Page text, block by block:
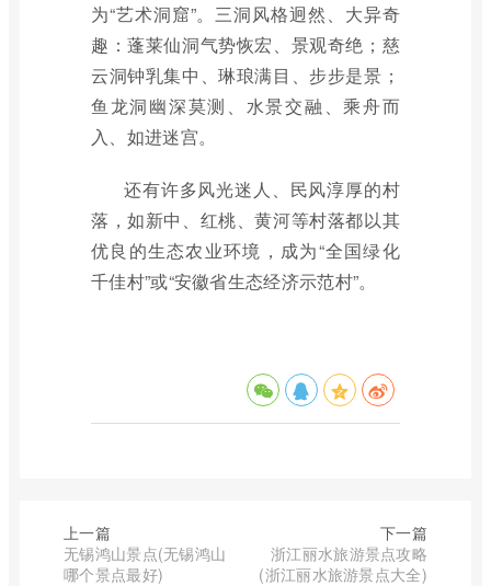
为“艺术洞窟”。三洞风格迥然、大异奇
趣：蓬莱仙洞气势恢宏、景观奇绝；慈
云洞钟乳集中、琳琅满目、步步是景；
鱼龙洞幽深莫测、水景交融、乘舟而
入、如进迷宫。
还有许多风光迷人、民风淳厚的村
落，如新中、红桃、黄河等村落都以其
优良的生态农业环境，成为“全国绿化
千佳村”或“安徽省生态经济示范村”。
上一篇
无锡鸿山景点(无锡鸿山
哪个景点最好)
下一篇
浙江丽水旅游景点攻略
(浙江丽水旅游景点大全)